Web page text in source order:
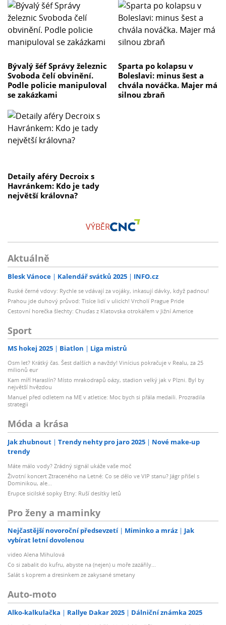
Bývalý šéf Správy železnic
Svoboda čelí obvinění.
Podle policie manipuloval
se zakázkami
Sparta po kolapsu v
Boleslavi: minus šest a
chvála nováčka. Majer má
silnou zbraň
Detaily aféry Decroix s
Havránkem: Kdo je tady
největší královna?
VÝBĚR
Aktuálně
Blesk Vánoce Kalendář svátků 2025 INFO.cz
Ruské černé vdovy: Rychle se vdávají za vojáky, inkasují dávky, když padnou!
Prahou jde duhový průvod: Tisíce lidí v ulicích! Vrcholí Prague Pride
Cestovní horečka šlechty: Chuďas z Klatovska otrokářem v Jižní Americe
Sport
MS hokej 2025 Biatlon Liga mistrů
Osm let? Krátký čas. Šest dalších a navždy! Vinícius pokračuje v Realu, za 25
milionů eur
Kam míří Haraslín? Místo mrakodrapů oázy, stadion velký jak v Plzni. Byl by
největší hvězdou
Manuel před odletem na ME v atletice: Moc bych si přála medaili. Prozradila
strategii
Móda a krása
Jak zhubnout Trendy nehty pro jaro 2025
Nové make-up
trendy
Máte málo vody? Zrádný signál ukáže vaše moč
Životní koncert Ztraceného na Letné: Co se dělo ve VIP stanu? Jágr přišel s
Dominikou, ale...
Erupce sicilské sopky Etny: Ruší desítky letů
Pro ženy a maminky
Nejčastější novoroční předsevzetí Miminko a mráz
Jak
vybírat letní dovolenou
video Alena Mihulová
Co si zabalit do kufru, abyste na (nejen) u moře zazářily...
Salát s koprem a dresinkem ze zakysané smetany
Auto-moto
Alko-kalkulačka Rallye Dakar 2025 Dálniční známka 2025